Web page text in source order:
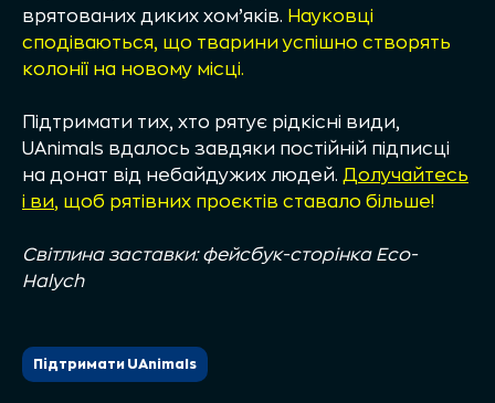
врятованих диких хом’яків. Науковці
сподіваються, що тварини успішно створять
колонії на новому місці.
Підтримати тих, хто рятує рідкісні види,
UAnimals вдалось завдяки постійній підписці
на донат від небайдужих людей. Долучайтесь
і ви, щоб рятівних проєктів ставало більше!
Світлина заставки:фейсбук-сторінка Eco-
Halych
Підтримати UAnimals